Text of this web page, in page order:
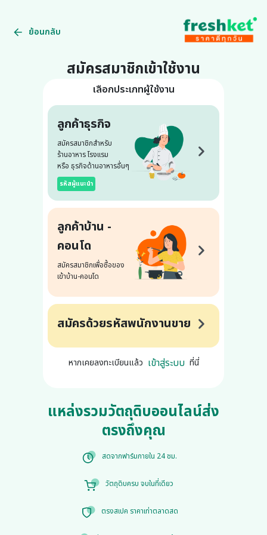
ย้อนกลับ
แหล่งรวมวัตถุดิบออนไลน์ส่ง
ตรงถึงคุณ
สดจากฟาร์มภายใน 24 ชม.
วัตถุดิบครบ จบในที่เดียว
ตรงสเปค ราคาเท่าตลาดสด
สมัครสมาชิกเข้าใช้งาน
เลือกประเภทผู้ใช้งาน
ลูกค้าธุรกิจ
สมัครสมาชิกสำหรับ
ร้านอาหาร โรงแรม
หรือ ธุรกิจด้านอาหารอื่นๆ
รหัสผู้แนะนำ
ลูกค้าบ้าน -
คอนโด
สมัครสมาชิกเพื่อซื้อของ
เข้าบ้าน-คอนโด
สมัครด้วยรหัสพนักงานขาย
หากเคยลงทะเบียนแล้ว เข้าสู่ระบบ ที่นี่